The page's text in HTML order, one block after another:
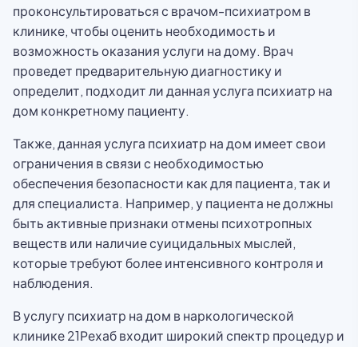
проконсультироваться с врачом-психиатром в
клинике, чтобы оценить необходимость и
возможность оказания услуги на дому. Врач
проведет предварительную диагностику и
определит, подходит ли данная услуга психиатр на
дом конкретному пациенту.
Также, данная услуга психиатр на дом имеет свои
ограничения в связи с необходимостью
обеспечения безопасности как для пациента, так и
для специалиста. Например, у пациента не должны
быть активные признаки отмены психотропных
веществ или наличие суицидальных мыслей,
которые требуют более интенсивного контроля и
наблюдения.
В услугу психиатр на дом в наркологической
клинике 21Рехаб входит широкий спектр процедур и